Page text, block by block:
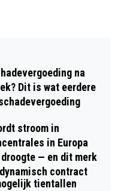
na
Dit is wat eerdere
stroom in
in Europa
— en dit merk
contract
tientallen